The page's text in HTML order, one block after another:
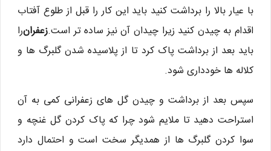
با عیار بالا را برداشت کنید باید این کار را قبل از طلوع آفتاب
اقدام به چیدن کنید زیرا چیدان آن نیز ساده تر است.زعفرانرا
باید بعد از برداشت پاک کرد تا از پلاسیده شدن گلبرگ ها و
کلاله ها خودداری شود.
سپس بعد از برداشت و چیدن گل های زعفرانی کمی به آن
استراحت دهید تا ملایم شود چرا که پاک کردن گل غنچه و
سوا کردن گلبرگ ها از همدیگر سخت است و احتمال دارد